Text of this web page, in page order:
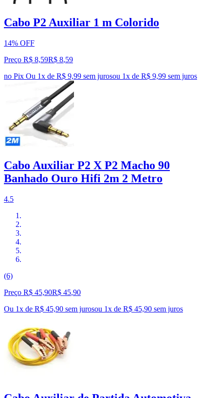
Cabo P2 Auxiliar 1 m Colorido
14% OFF
Preço R$ 8,59R$ 8,59
no Pix Ou 1x de R$ 9,99 sem jurosou 1x de R$ 9,99 sem juros
Cabo Auxiliar P2 X P2 Macho 90
Banhado Ouro Hifi 2m 2 Metro
4.5
(6)
Preço R$ 45,90R$ 45,90
Ou 1x de R$ 45,90 sem jurosou 1x de R$ 45,90 sem juros